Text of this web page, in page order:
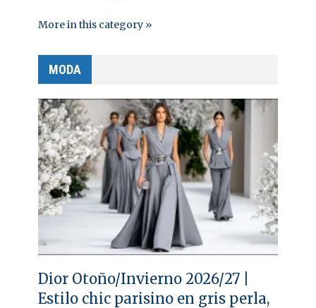
More in this category »
MODA
Dior Otoño/Invierno 2026/27 |
Estilo chic parisino en gris perla,